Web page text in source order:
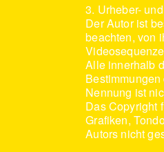
3. Urheber-
Der Autor ist
beachten, von
Alle innerhalb
Nennung ist
Das Copyright
Grafiken,
Autors nicht